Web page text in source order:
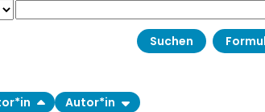
Autor*in